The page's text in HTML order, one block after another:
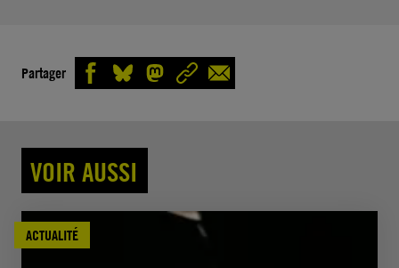
Partager
VOIR AUSSI
ACTUALITÉ